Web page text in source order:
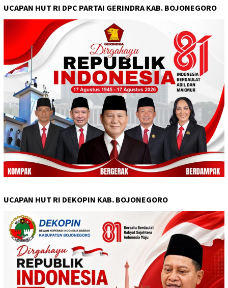
UCAPAN HUT RI DPC PARTAI GERINDRA KAB. BOJONEGORO
UCAPAN HUT RI DEKOPIN KAB. BOJONEGORO